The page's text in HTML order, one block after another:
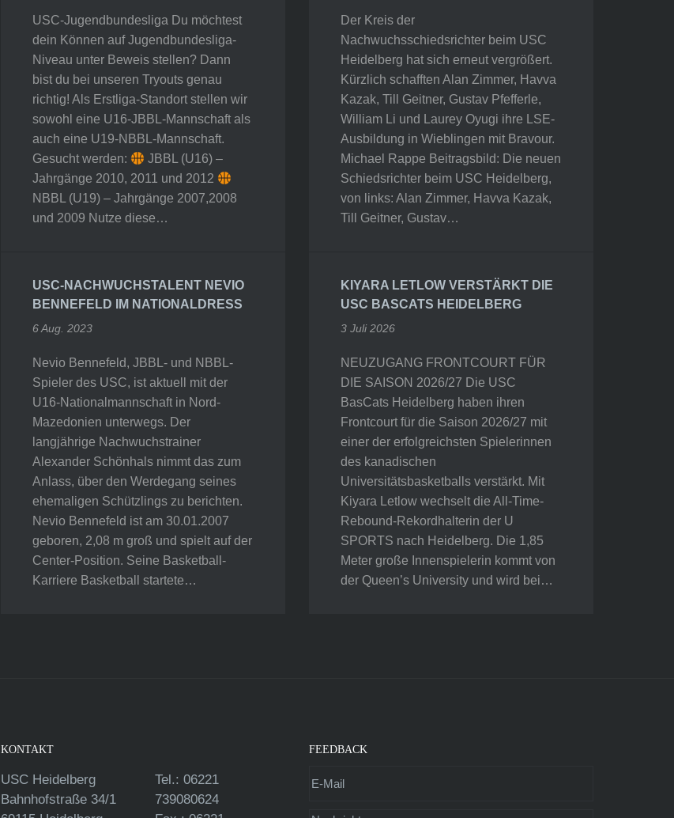
USC-Jugendbundesliga Du möchtest
dein Können auf Jugendbundesliga-
Niveau unter Beweis stellen? Dann
bist du bei unseren Tryouts genau
richtig! Als Erstliga-Standort stellen wir
sowohl eine U16-JBBL-Mannschaft als
auch eine U19-NBBL-Mannschaft.
Gesucht werden:
JBBL (U16) –
Jahrgänge 2010, 2011 und 2012
NBBL (U19) – Jahrgänge 2007,2008
und 2009 Nutze diese…
USC-NACHWUCHSTALENT NEVIO
BENNEFELD IM NATIONALDRESS
6 Aug. 2023
Nevio Bennefeld, JBBL- und NBBL-
Spieler des USC, ist aktuell mit der
U16-Nationalmannschaft in Nord-
Mazedonien unterwegs. Der
langjährige Nachwuchstrainer
Alexander Schönhals nimmt das zum
Anlass, über den Werdegang seines
ehemaligen Schützlings zu berichten.
Nevio Bennefeld ist am 30.01.2007
geboren, 2,08 m groß und spielt auf der
Center-Position. Seine Basketball-
Karriere Basketball startete…
Der Kreis der
Nachwuchsschiedsrichter beim USC
Heidelberg hat sich erneut vergrößert.
Kürzlich schafften Alan Zimmer, Havva
Kazak, Till Geitner, Gustav Pfefferle,
William Li und Laurey Oyugi ihre LSE-
Ausbildung in Wieblingen mit Bravour.
Michael Rappe Beitragsbild: Die neuen
Schiedsrichter beim USC Heidelberg,
von links: Alan Zimmer, Havva Kazak,
Till Geitner, Gustav…
KIYARA LETLOW VERSTÄRKT DIE
USC BASCATS HEIDELBERG
3 Juli 2026
NEUZUGANG FRONTCOURT FÜR
DIE SAISON 2026/27 Die USC
BasCats Heidelberg haben ihren
Frontcourt für die Saison 2026/27 mit
einer der erfolgreichsten Spielerinnen
des kanadischen
Universitätsbasketballs verstärkt. Mit
Kiyara Letlow wechselt die All-Time-
Rebound-Rekordhalterin der U
SPORTS nach Heidelberg. Die 1,85
Meter große Innenspielerin kommt von
der Queen’s University und wird bei…
KONTAKT
USC Heidelberg
Bahnhofstraße 34/1
Tel.: 06221
739080624
FEEDBACK